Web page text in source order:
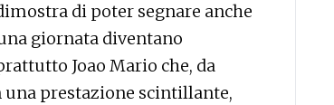
di poter segnare anche
giornata diventano
Joao Mario che, da
una prestazione scintillante,